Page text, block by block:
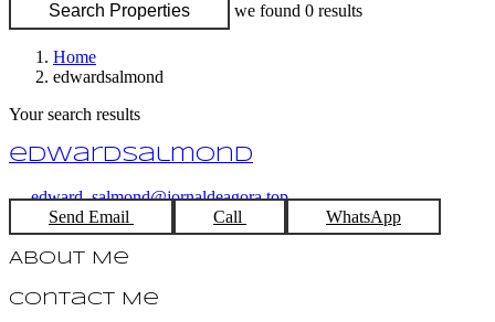
Search Properties we found 0 results
Home
edwardsalmond
Your search results
edwardsalmond
edward_salmond@jornaldeagora.top
Send Email
Call WhatsApp
About Me
Contact Me